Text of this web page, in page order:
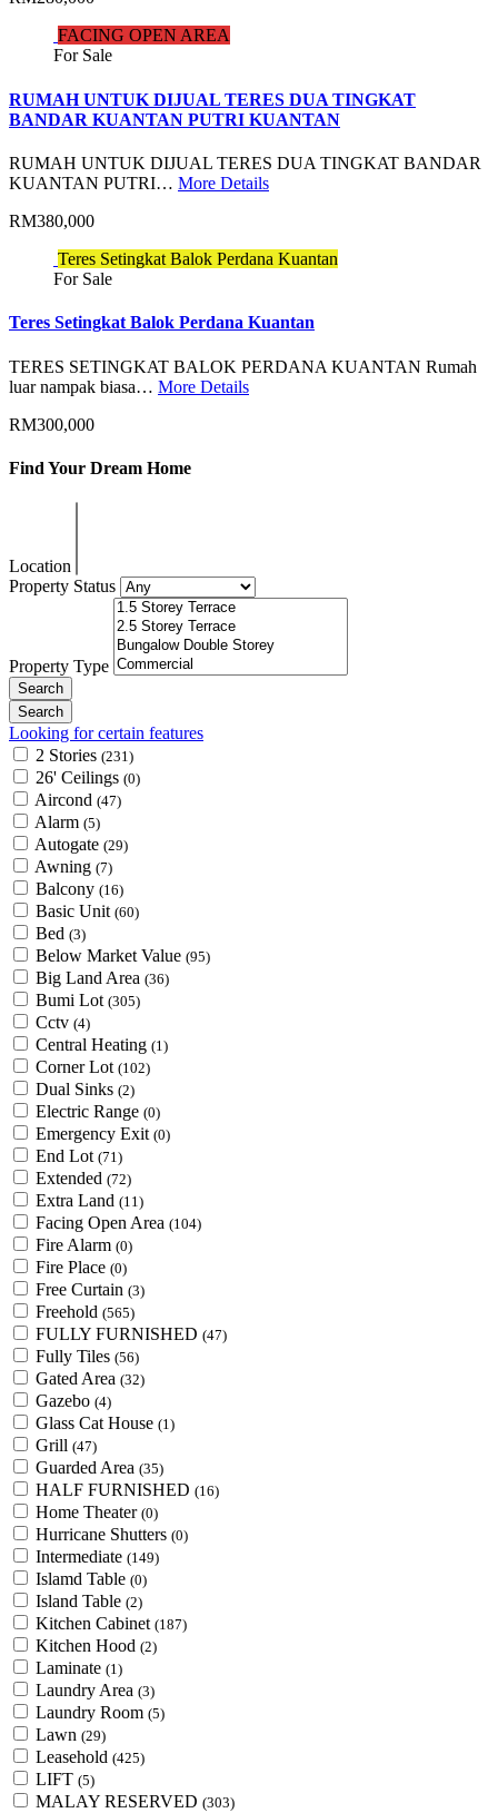
FACING OPEN AREA
For Sale
RUMAH UNTUK DIJUAL TERES DUA TINGKAT
BANDAR KUANTAN PUTRI KUANTAN
RUMAH UNTUK DIJUAL TERES DUA TINGKAT BANDAR
KUANTAN PUTRI… More Details
RM380,000
Teres Setingkat Balok Perdana Kuantan
For Sale
Teres Setingkat Balok Perdana Kuantan
TERES SETINGKAT BALOK PERDANA KUANTAN Rumah
luar nampak biasa… More Details
RM300,000
Find Your Dream Home
Location
Property Status
Property Type
Looking for certain features
2 Stories (231)
26' Ceilings (0)
Aircond (47)
Alarm (5)
Autogate (29)
Awning (7)
Balcony (16)
Basic Unit (60)
Bed (3)
Below Market Value (95)
Big Land Area (36)
Bumi Lot (305)
Cctv (4)
Central Heating (1)
Corner Lot (102)
Dual Sinks (2)
Electric Range (0)
Emergency Exit (0)
End Lot (71)
Extended (72)
Extra Land (11)
Facing Open Area (104)
Fire Alarm (0)
Fire Place (0)
Free Curtain (3)
Freehold (565)
FULLY FURNISHED (47)
Fully Tiles (56)
Gated Area (32)
Gazebo (4)
Glass Cat House (1)
Grill (47)
Guarded Area (35)
HALF FURNISHED (16)
Home Theater (0)
Hurricane Shutters (0)
Intermediate (149)
Islamd Table (0)
Island Table (2)
Kitchen Cabinet (187)
Kitchen Hood (2)
Laminate (1)
Laundry Area (3)
Laundry Room (5)
Lawn (29)
Leasehold (425)
LIFT (5)
MALAY RESERVED (303)